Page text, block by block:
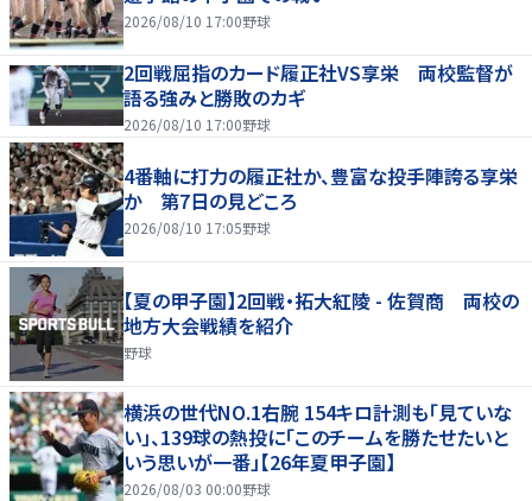
2026/08/10 17:00野球
2回戦屈指のカード履正社VS享栄 両校監督が
語る強みと勝敗のカギ
2026/08/10 17:00野球
4番軸に打力の履正社か、豊富な投手陣誇る享栄
か 第7日の見どころ
2026/08/10 17:05野球
【夏の甲子園】2回戦・拓大紅陵 - 佐賀商 両校の
地方大会戦績を紹介
野球
横浜の世代NO.1右腕 154キロ計測も「見ていな
い」、139球の熱投に「このチームを勝たせたいと
いう思いが一番」【26年夏甲子園】
2026/08/03 00:00野球